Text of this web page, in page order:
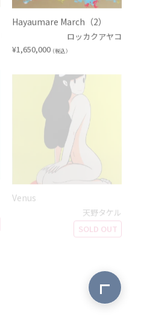
Hayaumare March（2）
ロッカクアヤコ
¥1,650,000 （税込）
Venus
SOLD OUT
ページ最上